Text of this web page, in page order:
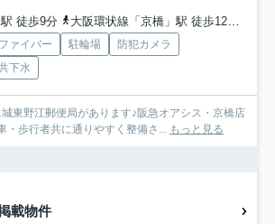
徒歩9分
大阪環状線「京橋」駅 徒歩12分
ァイバー 駐輪場
防犯カメラ
下水
東野江郵便局があります♪阪急オアシス・京橋店
・歩行者共に通りやすく整備さ... もっと見る
載物件